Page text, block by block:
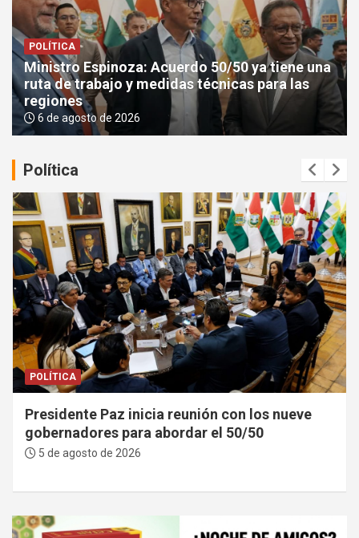
POLÍTICA
Ministro Espinoza: Acuerdo 50/50 ya tiene una
ruta de trabajo y medidas técnicas para las
regiones
6 de agosto de 2026
Política
POLÍTICA
Presidente Paz inicia reunión con los nueve
gobernadores para abordar el 50/50
5 de agosto de 2026
A